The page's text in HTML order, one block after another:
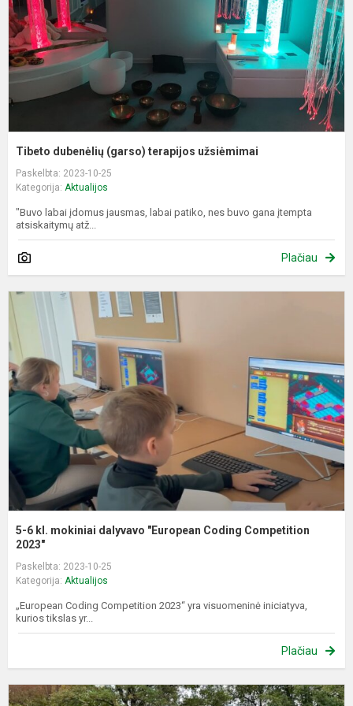
Tibeto dubenėlių (garso) terapijos užsiėmimai
Paskelbta: 2023-10-25
Kategorija: Aktualijos
"Buvo labai įdomus jausmas, labai patiko, nes buvo gana įtempta
atsiskaitymų atž...
Plačiau
5-6 kl. mokiniai dalyvavo "European Coding Competition
2023"
Paskelbta: 2023-10-25
Kategorija: Aktualijos
„European Coding Competition 2023“ yra visuomeninė iniciatyva,
kurios tikslas yr...
Plačiau